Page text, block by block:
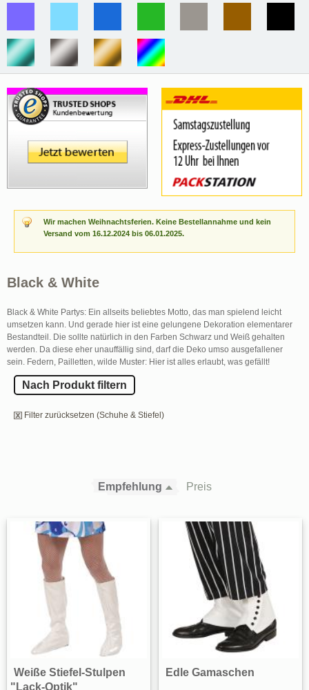
Wir machen Weihnachtsferien. Keine Bestellannahme und kein
Versand vom 16.12.2024 bis 06.01.2025.
Black & White
Black & White Partys: Ein allseits beliebtes Motto, das man spielend leicht
umsetzen kann. Und gerade hier ist eine gelungene Dekoration elementarer
Bestandteil. Die sollte natürlich in den Farben Schwarz und Weiß gehalten
werden. Da diese eher unauffällig sind, darf die Deko umso ausgefallener
sein. Federn, Pailletten, wilde Muster: Hier ist alles erlaubt, was gefällt!
Nach Produkt filtern
Filter zurücksetzen (Schuhe & Stiefel)
Empfehlung Preis
Weiße Stiefel-Stulpen
"Lack-Optik"
Edle Gamaschen